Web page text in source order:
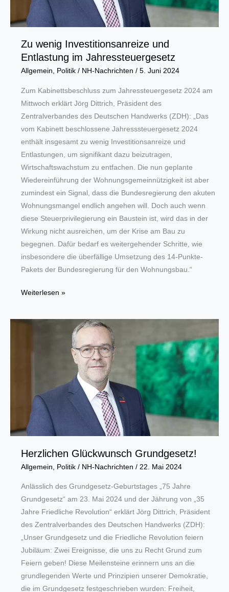
Zu wenig Investitionsanreize und
Entlastung im Jahressteuergesetz
Allgemein, Politik/ NH-Nachrichten / 5. Juni 2024
Zum Kabinettsbeschluss zum Jahressteuergesetz 2024 am
Mittwoch erklärt Jörg Dittrich, Präsident des
Zentralverbandes des Deutschen Handwerks (ZDH): „Das
vom Kabinett beschlossene Jahresssteuergesetz 2024
enthält insgesamt zu wenig Investitionsanreize und
Entlastungen, um signifikant dazu beizutragen,
Wirtschaftswachstum zu entfachen. Die nun geplante
Wiedereinführung der Wohnungsgemeinnützigkeit ist aber
zumindest ein Signal, dass die Bundesregierung den akuten
Wohnungsmangel endlich angehen will. Doch auch wenn
diese Steuerprivilegierung ein Baustein ist, wird das in der
Wirkung nicht ausreichen, um der Krise am Bau zu
begegnen. Dafür bedarf es weitergehender Schritte, wie
insbesondere die überfällige Umsetzung des 14-Punkte-
Pakets der Bundesregierung für den Wohnungsbau.“
Zu
Investitionsanreize
Jahressteuergesetz
Weiterlesen »
Herzlichen Glückwunsch Grundgesetz!
Allgemein Politik/ NH-Nachrichten / 22. Mai 2024
Anlässlich des Grundgesetz-Geburtstages „75 Jahre
Grundgesetz“ am 23. Mai 2024 und der Jährung von „35
Jahre Friedliche Revolution“ erklärt Jörg Dittrich, Präsident
des Zentralverbandes des Deutschen Handwerks (ZDH):
„Unser Grundgesetz und die Friedliche Revolution feiern
Jubiläum: Zwei Ereignisse, die uns zu Recht Grund zum
Feiern geben! Diese Meilensteine erinnern uns an die
grundlegenden Werte und Prinzipien unserer Demokratie,
die im Grundgesetz festgeschrieben wurden: Freiheit,